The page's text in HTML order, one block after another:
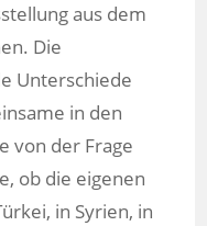
aus dem
Die
Unterschiede
in den
von der Frage
ob die eigenen
in Syrien, in